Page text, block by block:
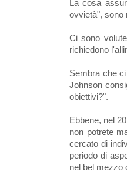
La cosa
ovvietà", sono
Ci sono
richiedono
Sembra che
Johnson
obiettivi?".
Ebbene, nel
non potrete
cercato di
periodo di
nel bel mezzo